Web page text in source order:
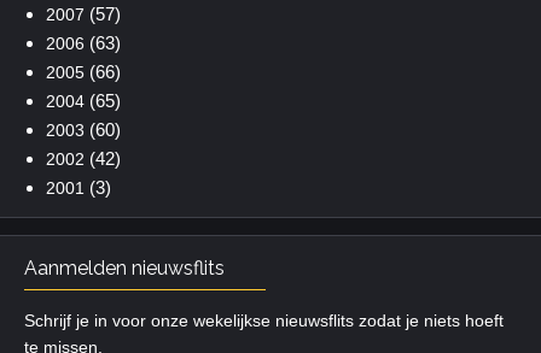
2007 (57)
2006 (63)
2005(66)
2004(65)
2003 (60)
2002 (42)
2001 (3)
Aanmelden nieuwsflits
Schrijf je in voor onze wekelijkse nieuwsflits zodat je niets hoeft
te missen.